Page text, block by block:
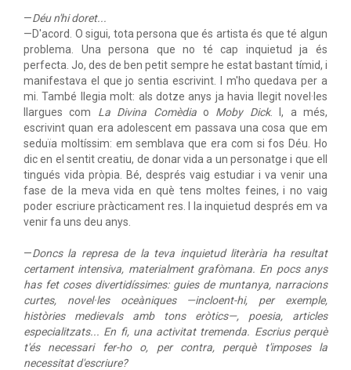
—Déu n'hi doret...
—D'acord. O sigui, tota persona que és artista és que té algun
problema. Una persona que no té cap inquietud ja és
perfecta. Jo, des de ben petit sempre he estat bastant tímid, i
manifestava el que jo sentia escrivint. I m'ho quedava per a
mi. També llegia molt: als dotze anys ja havia llegit novel·les
llargues com La Divina Comèdiao Moby Dick. I, a més,
escrivint quan era adolescent em passava una cosa que em
seduïa moltíssim: em semblava que era com si fos Déu. Ho
dic en el sentit creatiu, de donar vida a un personatge i que ell
tingués vida pròpia. Bé, després vaig estudiar i va venir una
fase de la meva vida en què tens moltes feines, i no vaig
poder escriure pràcticament res. I la inquietud després em va
venir fa uns deu anys.
—Doncs la represa de la teva inquietud literària ha resultat
certament intensiva, materialment grafòmana. En pocs anys
has fet coses divertidíssimes: guies de muntanya, narracions
curtes, novel·les oceàniques —incloent-hi, per exemple,
històries medievals amb tons eròtics—, poesia, articles
especialitzats... En fi, una activitat tremenda. Escrius perquè
t'és necessari fer-ho o, per contra, perquè t'imposes la
necessitat d'escriure?